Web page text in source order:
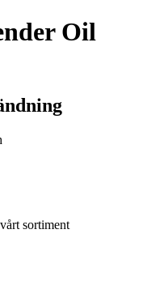
Oil
sortiment